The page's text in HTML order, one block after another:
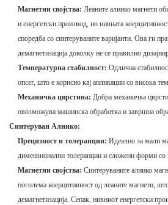
Магнетни својства: Леаните алнико магнети
и енергетски производ, но нивната
споредба со синтеруваните варијанти. Ова ги
демагнетизација доколку не се правилно
Температурна стабилност: Одлична
опсег, што е корисно кај апликации со висока
Механичка цврстина: Добра механичка
овозможува машинска обработка и завршна
Синтеруван Алнико:
Прецизност и толеранции: Идеално за мали
димензионални толеранции и сложени форми со
Магнетни својства: Синтеруваните алнико
поголема коерцитивност од леаните магнети,
демагнетизација. Сепак, нивниот енергетски